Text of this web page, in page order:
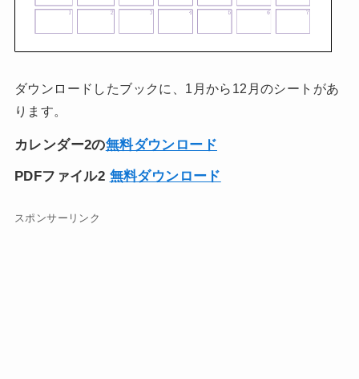
ダウンロードしたブックに、1月から12月のシートがあ
ります。
カレンダー2の無料ダウンロード
PDFファイル2 無料ダウンロード
スポンサーリンク